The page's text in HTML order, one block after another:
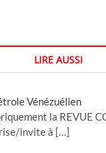
LIRE AUSSI
Vénézuélien
la REVUE
invite à […]